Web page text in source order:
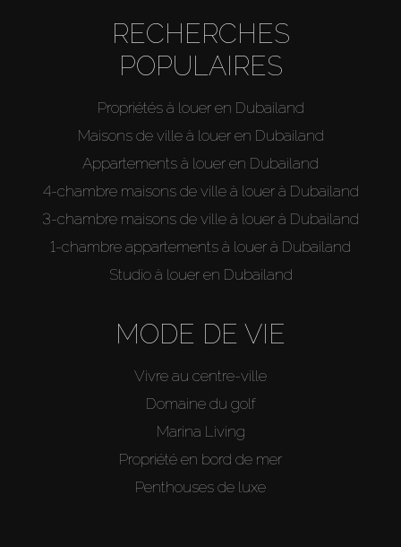
RECHERCHES
POPULAIRES
Propriétés à louer en Dubailand
Maisons de ville à louer en Dubailand
Appartements à louer en Dubailand
4-chambre maisons de ville à louer à Dubailand
3-chambre maisons de ville à louer à Dubailand
1-chambre appartements à louer à Dubailand
Studio à louer en Dubailand
MODE DE VIE
Vivre au centre-ville
Domaine du golf
Marina Living
Propriété en bord de mer
Penthouses de luxe